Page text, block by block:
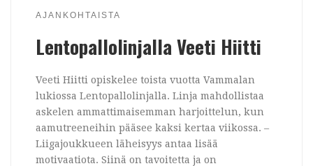
AJANKOHTAISTA
Lentopallolinjalla Veeti Hiitti
Veeti Hiitti opiskelee toista vuotta Vammalan
lukiossa Lentopallolinjalla. Linja mahdollistaa
askelen ammattimaisemman harjoittelun, kun
aamutreeneihin pääsee kaksi kertaa viikossa. –
Liigajoukkueen läheisyys antaa lisää
motivaatiota. Siinä on tavoitetta ja on